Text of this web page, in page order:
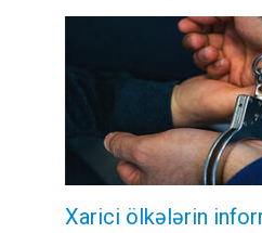
Xarici ölkələrin